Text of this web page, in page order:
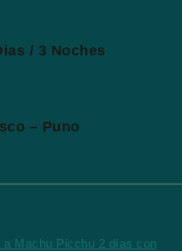
/ 3 Noches
– Puno
a Machu Picchu 2 días con